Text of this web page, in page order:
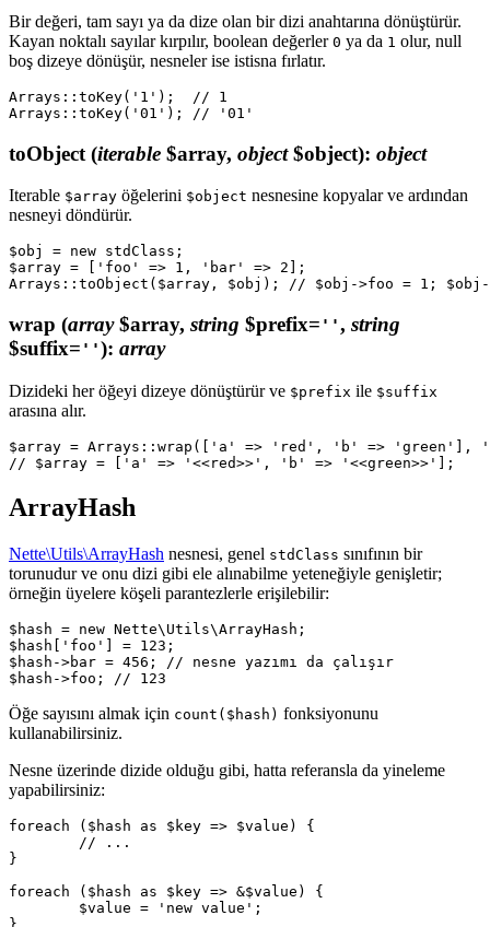
Bir değeri, tam sayı ya da dize olan bir dizi anahtarına dönüştürür.
Kayan noktalı sayılar kırpılır, boolean değerler 0 ya da 1 olur, null
boş dizeye dönüşür, nesneler ise istisna fırlatır.
Arrays::toKey('1');  // 1
toObject (iterable $array, object$object): object
Iterable $array öğelerini $object nesnesine kopyalar ve ardından
nesneyi döndürür.
$obj = new stdClass;
$array = ['foo' => 1, 'bar' => 2];
wrap (array$array, string $prefix= '', string
$suffix= ''): array
Dizideki her öğeyi dizeye dönüştürür ve $prefix ile $suffix
arasına alır.
$array = Arrays::wrap(['a' => 'red', 'b' => 'green'],
ArrayHash
Nette\Utils\ArrayHash nesnesi, genel stdClass sınıfının bir
torunudur ve onu dizi gibi ele alınabilme yeteneğiyle genişletir;
örneğin üyelere köşeli parantezlerle erişilebilir:
$hash = new Nette\Utils\ArrayHash;
$hash['foo'] = 123;
$hash->bar = 456; // nesne yazımı da çalışır
Öğe sayısını almak için count($hash) fonksiyonunu
kullanabilirsiniz.
Nesne üzerinde dizide olduğu gibi, hatta referansla da yineleme
yapabilirsiniz:
foreach ($hash as $key => $value) {
}
foreach ($hash as $key => &$value) {